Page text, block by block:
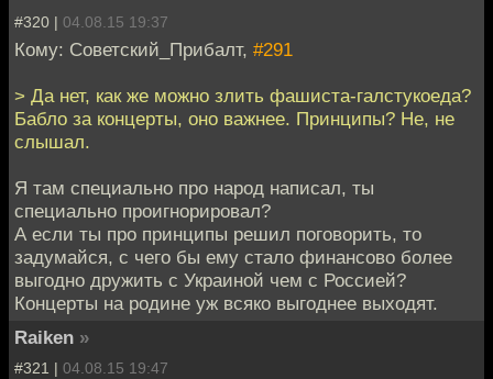
#320 | 04.08.15 19:37
Кому: Советский_Прибалт, #291
> Да нет, как же можно злить фашиста-галстукоеда?
Бабло за концерты, оно важнее. Принципы? Не, не
слышал.
Я там специально про народ написал, ты
специально проигнорировал?
А если ты про принципы решил поговорить, то
задумайся, с чего бы ему стало финансово более
выгодно дружить с Украиной чем с Россией?
Концерты на родине уж всяко выгоднее выходят.
Raiken »
#321 | 04.08.15 19:47